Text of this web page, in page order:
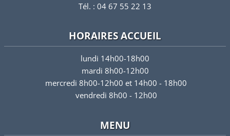
Tél. : 04 67 55 22 13
HORAIRES ACCUEIL
lundi 14h00-18h00
mardi 8h00-12h00
mercredi 8h00-12h00 et 14h00 - 18h00
vendredi 8h00 - 12h00
MENU